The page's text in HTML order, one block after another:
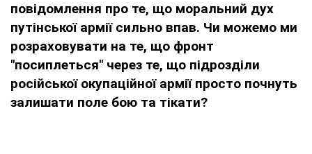
повідомлення про те, що моральний дух
путінської армії сильно впав. Чи можемо ми
розраховувати на те, що фронт
"посиплеться" через те, що підрозділи
російської окупаційної армії просто почнуть
залишати поле бою та тікати?